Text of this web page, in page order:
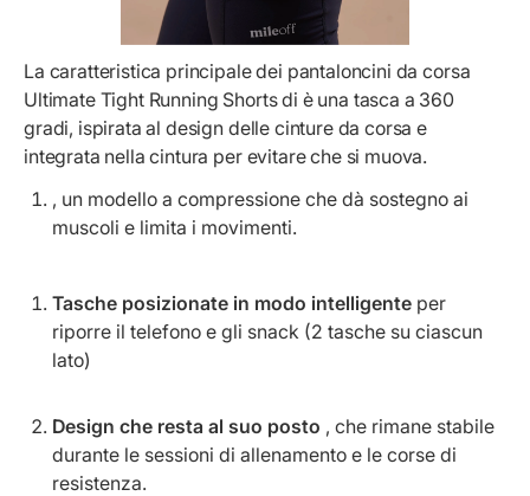
La caratteristica principale dei pantaloncini da corsa
Ultimate Tight Running Shorts di è una tasca a 360
gradi, ispirata al design delle cinture da corsa e
integrata nella cintura per evitare che si muova.
, un modello a compressione che dà sostegno ai
muscoli e limita i movimenti.
Tasche posizionate in modo intelligente per
riporre il telefono e gli snack (2 tasche su ciascun
lato)
Design che resta al suo posto , che rimane stabile
durante le sessioni di allenamento e le corse di
resistenza.